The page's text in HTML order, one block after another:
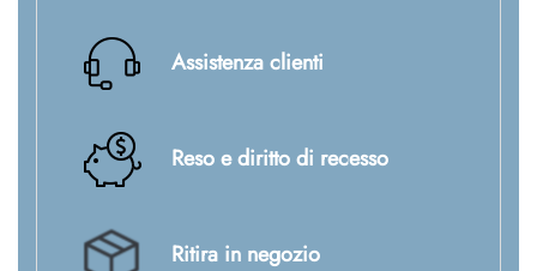
Assistenza clienti
Reso e diritto di recesso
Ritira in negozio